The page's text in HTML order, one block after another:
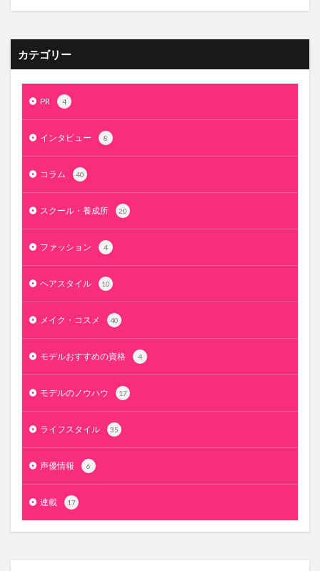
カテゴリー
PR 4
インタビュー 8
コラム 40
スクール・養成所 20
ファッション 4
ヘアスタイル 10
メイク・コスメ 40
モデルおすすめの資格 4
モデルのノウハウ 17
ライフスタイル 35
声優情報 6
連載 17